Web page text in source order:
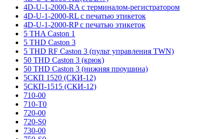
4D-U-1-2000-RA с терминалом-регистратором
4D-U-1-2000-RL с печатью этикеток
4D-U-1-2000-RP с печатью этикеток
5 THA Caston 1
5 THD Caston 3
5 THD RF Caston 3 (пульт управления TWN)
50 THD Caston 3 (крюк)
50 THD Caston 3 (нижняя проушина)
5СКП 1520 (СКИ-12)
5СКП-1515 (СКИ-12)
710-00
710-T0
720-00
720-S0
730-00